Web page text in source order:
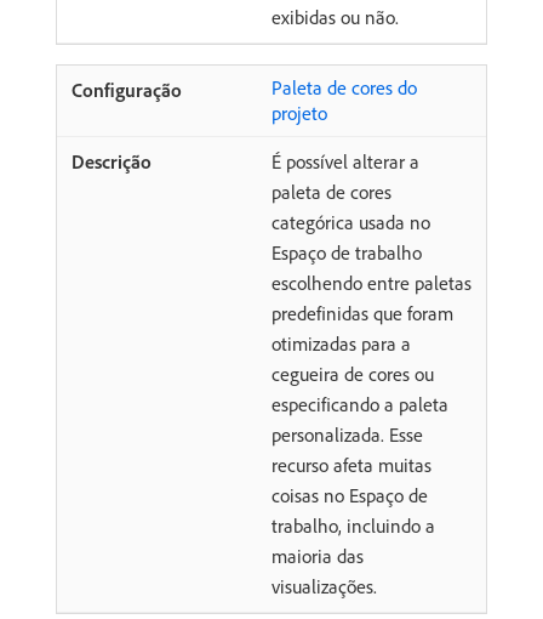
exibidas ou não.
Paleta de cores do
projeto
É possível alterar a
paleta de cores
categórica usada no
Espaço de trabalho
escolhendo entre paletas
predefinidas que foram
otimizadas para a
cegueira de cores ou
especificando a paleta
personalizada. Esse
recurso afeta muitas
coisas no Espaço de
trabalho, incluindo a
maioria das
visualizações.